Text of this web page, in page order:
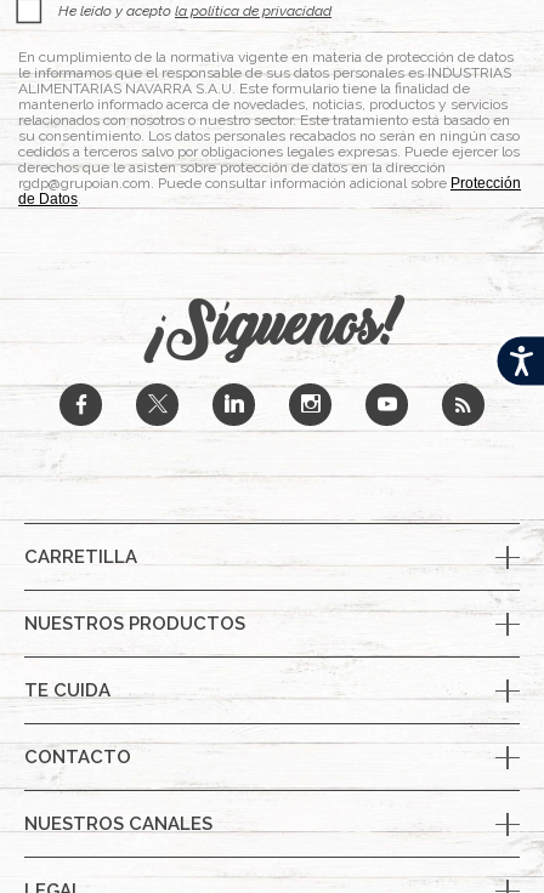
He leído y acepto la política de privacidad
En cumplimiento de la normativa vigente en materia de protección de datos
le informamos que el responsable de sus datos personales es INDUSTRIAS
ALIMENTARIAS NAVARRA S.A.U. Este formulario tiene la finalidad de
mantenerlo informado acerca de novedades, noticias, productos y servicios
relacionados con nosotros o nuestro sector. Este tratamiento está basado en
su consentimiento. Los datos personales recabados no serán en ningún caso
cedidos a terceros salvo por obligaciones legales expresas. Puede ejercer los
derechos que le asisten sobre protección de datos en la dirección
rgdp@grupoian.com. Puede consultar información adicional sobre Protección
de Datos
¡Síguenos!
b a j x r
CARRETILLA
NUESTROS PRODUCTOS
TE CUIDA
CONTACTO
NUESTROS CANALES